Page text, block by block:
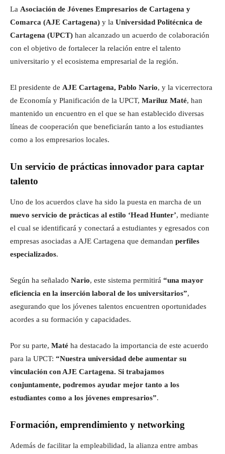
La Asociación de Jóvenes Empresarios de Cartagena y
Comarca (AJE Cartagena) y la Universidad Politécnica de
Cartagena (UPCT) han alcanzado un acuerdo de colaboración
con el objetivo de fortalecer la relación entre el talento
universitario y el ecosistema empresarial de la región.
El presidente de AJE Cartagena, Pablo Nario, y la vicerrectora
de Economía y Planificación de la UPCT, Mariluz Maté, han
mantenido un encuentro en el que se han establecido diversas
líneas de cooperación que beneficiarán tanto a los estudiantes
como a los empresarios locales.
Un servicio de prácticas innovador para captar
talento
Uno de los acuerdos clave ha sido la puesta en marcha de un
nuevo servicio de prácticas al estilo ‘Head Hunter’, mediante
el cual se identificará y conectará a estudiantes y egresados con
empresas asociadas a AJE Cartagena que demandan perfiles
especializados.
Según ha señalado Nario, este sistema permitirá “una mayor
eficiencia en la inserción laboral de los universitarios”,
asegurando que los jóvenes talentos encuentren oportunidades
acordes a su formación y capacidades.
Por su parte, Maté ha destacado la importancia de este acuerdo
para la UPCT: “Nuestra universidad debe aumentar su
vinculación con AJE Cartagena. Si trabajamos
conjuntamente, podremos ayudar mejor tanto a los
estudiantes como a los jóvenes empresarios”.
Formación, emprendimiento y networking
Además de facilitar la empleabilidad, la alianza entre ambas